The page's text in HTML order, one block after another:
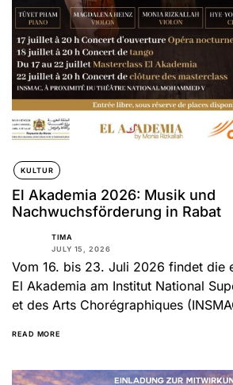
KULTUR
El Akademia 2026: Musik und
Nachwuchsförderung in Rabat
TIMA
JULY 15, 2026
Vom 16. bis 23. Juli 2026 findet die
El Akademia am Institut National
et des Arts Chorégraphiques
READ MORE